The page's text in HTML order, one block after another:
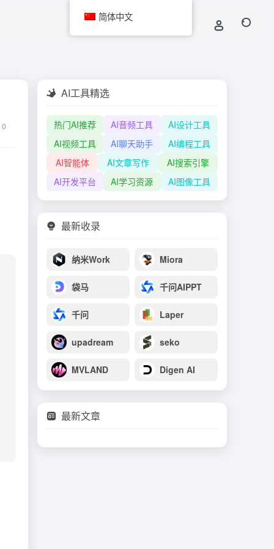
0
AI工具精选
热门AI推荐 AI音频工具
AI设计工具
AI视频工具
AI聊天助手
AI编程工具
AI智能体
AI文章写作
AI搜索引擎
AI开发平台
AI学习资源 AI图像工具
最新收录
纳米Work Miora
袋马 千问AIPPT
千问 Laper
upadream seko
MVLAND Digen AI
最新文章
简体中文